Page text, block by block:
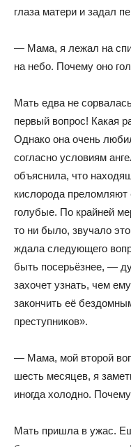
глаза матери и задал
— Мама, я лежал на
на небо. Почему оно
Мать едва не
первый вопрос! Какая
Однако она очень
согласно условиям
объяснила, что
кислорода
голубые. По крайней
то ни было, звучало
ждала следующего
быть посерьёзнее, —
захочет узнать, чем
закончить её
преступников».
— Мама, мой второй
шесть месяцев, я
иногда холодно.
Мать пришла в ужас.